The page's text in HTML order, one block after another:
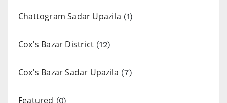
Chattogram Sadar Upazila (1)
Cox's Bazar District (12)
Cox's Bazar Sadar Upazila (7)
Featured (0)